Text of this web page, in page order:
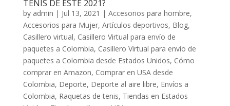
TENIS DE ESTE 2021?
by admin | Jul 13, 2021 | Accesorios para hombre,
Accesorios para Mujer, Artículos deportivos, Blog,
Casillero virtual, Casillero Virtual para envío de
paquetes a Colombia, Casillero Virtual para envío de
paquetes a Colombia desde Estados Unidos, Cómo
comprar en Amazon, Comprar en USA desde
Colombia, Deporte, Deporte al aire libre, Envíos a
Colombia, Raquetas de tenis, Tiendas en Estados